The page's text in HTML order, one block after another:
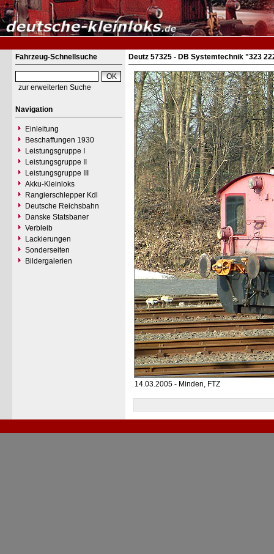
Fahrzeug-Schnellsuche
zur erweiterten Suche
Navigation
Einleitung
Beschaffungen 1930
Leistungsgruppe I
Leistungsgruppe II
Leistungsgruppe III
Akku-Kleinloks
Rangierschlepper Kdl
Deutsche Reichsbahn
Danske Statsbaner
Verbleib
Lackierungen
Sonderseiten
Bildergalerien
Deutz 57325 - DB Systemtechnik "323
14.03.2005 - Minden, FTZ